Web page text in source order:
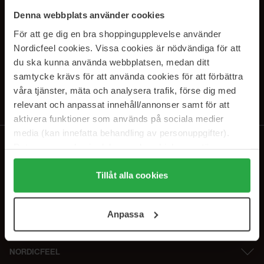
Denna webbplats använder cookies
För att ge dig en bra shoppingupplevelse använder
Nordicfeel cookies. Vissa cookies är nödvändiga för att
du ska kunna använda webbplatsen, medan ditt
samtycke krävs för att använda cookies för att förbättra
våra tjänster, mäta och analysera trafik, förse dig med
relevant och anpassat innehåll/annonser samt för att
aktivera funktioner som används på sociala medier
media (kan innefatta behandling av personuppgifter).
Genom att trycka på "Tillåt alla cookies" accepterar du
alla cookies, medan du under "Detaljer" kan anpassa
användningen av cookies. Du kan när som helst återkalla
samt vår Integritetspolicy.
Tillåt alla cookies
Anpassa
SUBSCRIBE TO OUR
NEWSLETTER
Sähköposti
Tilaamalla hyväksyttietosuojakäytäntömme. Peruuta tilaus milloin
NORDICFEEL